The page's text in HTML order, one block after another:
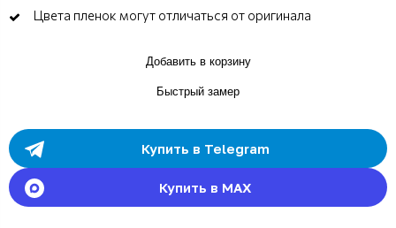
Цвета пленок могут отличаться от оригинала
Добавить в корзину
Быстрый замер
Купить в Telegram
Купить в MAX